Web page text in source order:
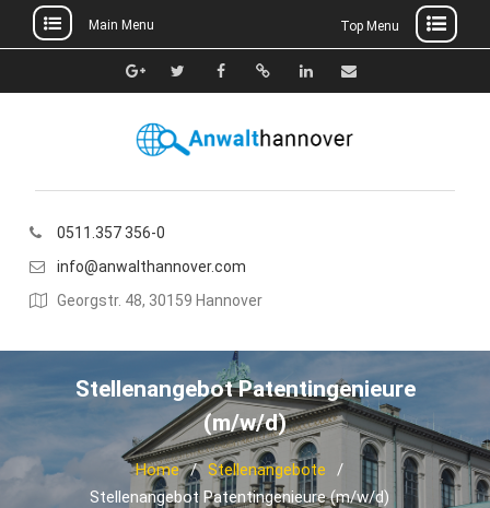
to
Main Menu Top Menu
Google+TwitterFacebook
Xing Linkedin
E-
0511.357 356-0
info@anwalthannover.com
Georgstr. 48, 30159 Hannover
Stellenangebot Patentingenieure
(m/w/d)
Home
Stellenangebote
Stellenangebot Patentingenieure (m/w/d)